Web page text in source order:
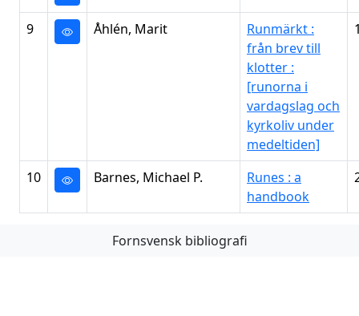
9 Åhlén, Marit
Runmärkt :
från brev till
klotter :
[runorna i
vardagslag och
kyrkoliv under
medeltiden]
10 Barnes, Michael P.
Runes : a
handbook
Föregående Nästa
Fornsvensk bibliografi